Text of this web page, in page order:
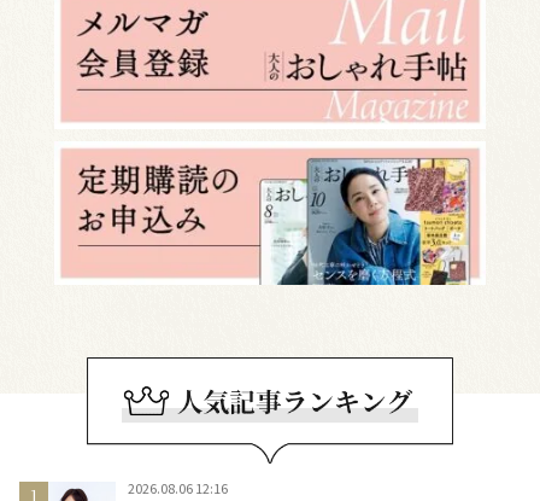
2026.08.06 12:16